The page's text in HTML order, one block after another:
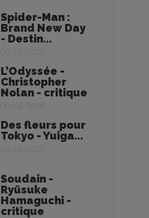
Spider-Man :
Brand New Day
- Destin...
06/08/2026
L’Odyssée -
Christopher
Nolan - critique
06/08/2026
Des fleurs pour
Tokyo - Yuiga...
06/08/2026
Soudain -
Ryūsuke
Hamaguchi -
critique